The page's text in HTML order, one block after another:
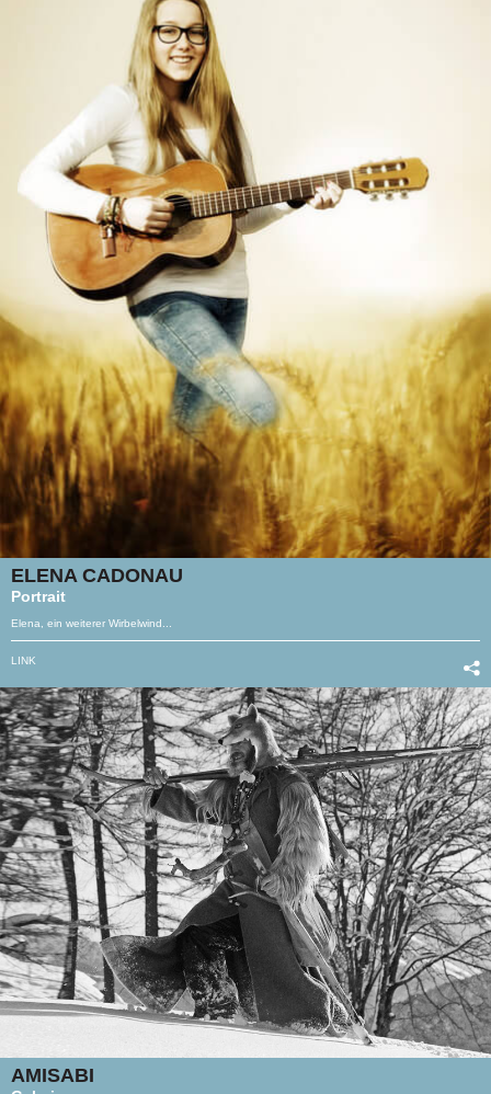
ELENA CADONAU
Portrait
Elena, ein weiterer Wirbelwind...
LINK
AMISABI